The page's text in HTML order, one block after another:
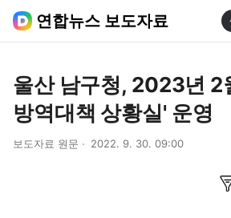
연합뉴스 보도자료
울산 남구청, 2023년 2
방역대책 상황실' 운영
보도자료 원문 2022. 9. 30. 09:00